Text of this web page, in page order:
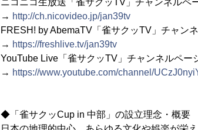
ニコニコ生放送「雀サクッTV」チャンネルペ
→ http://ch.nicovideo.jp/jan39tv
FRESH! by AbemaTV「雀サクッTV」チャン
→ https://freshlive.tv/jan39tv
YouTube Live「雀サクッTV」チャンネルペー
→ https://www.youtube.com/channel/
◆「雀サクッCup in 中部」の設立理念・概要